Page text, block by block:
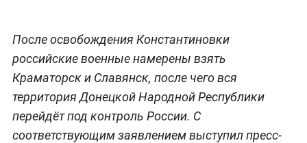
После освобождения Константиновки
российские военные намерены взять
Краматорск и Славянск, после чего вся
территория Донецкой Народной Республики
перейдёт под контроль России. С
соответствующим заявлением выступил пресс-